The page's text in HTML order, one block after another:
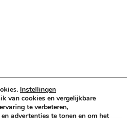
Instellingen
van cookies en vergelijkbare
te verbeteren,
advertenties te tonen en om het